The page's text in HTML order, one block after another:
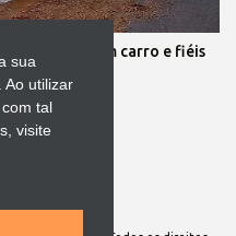
sua
Ao utilizar
tal
visite
Christi com carro e fiéis
Blogger